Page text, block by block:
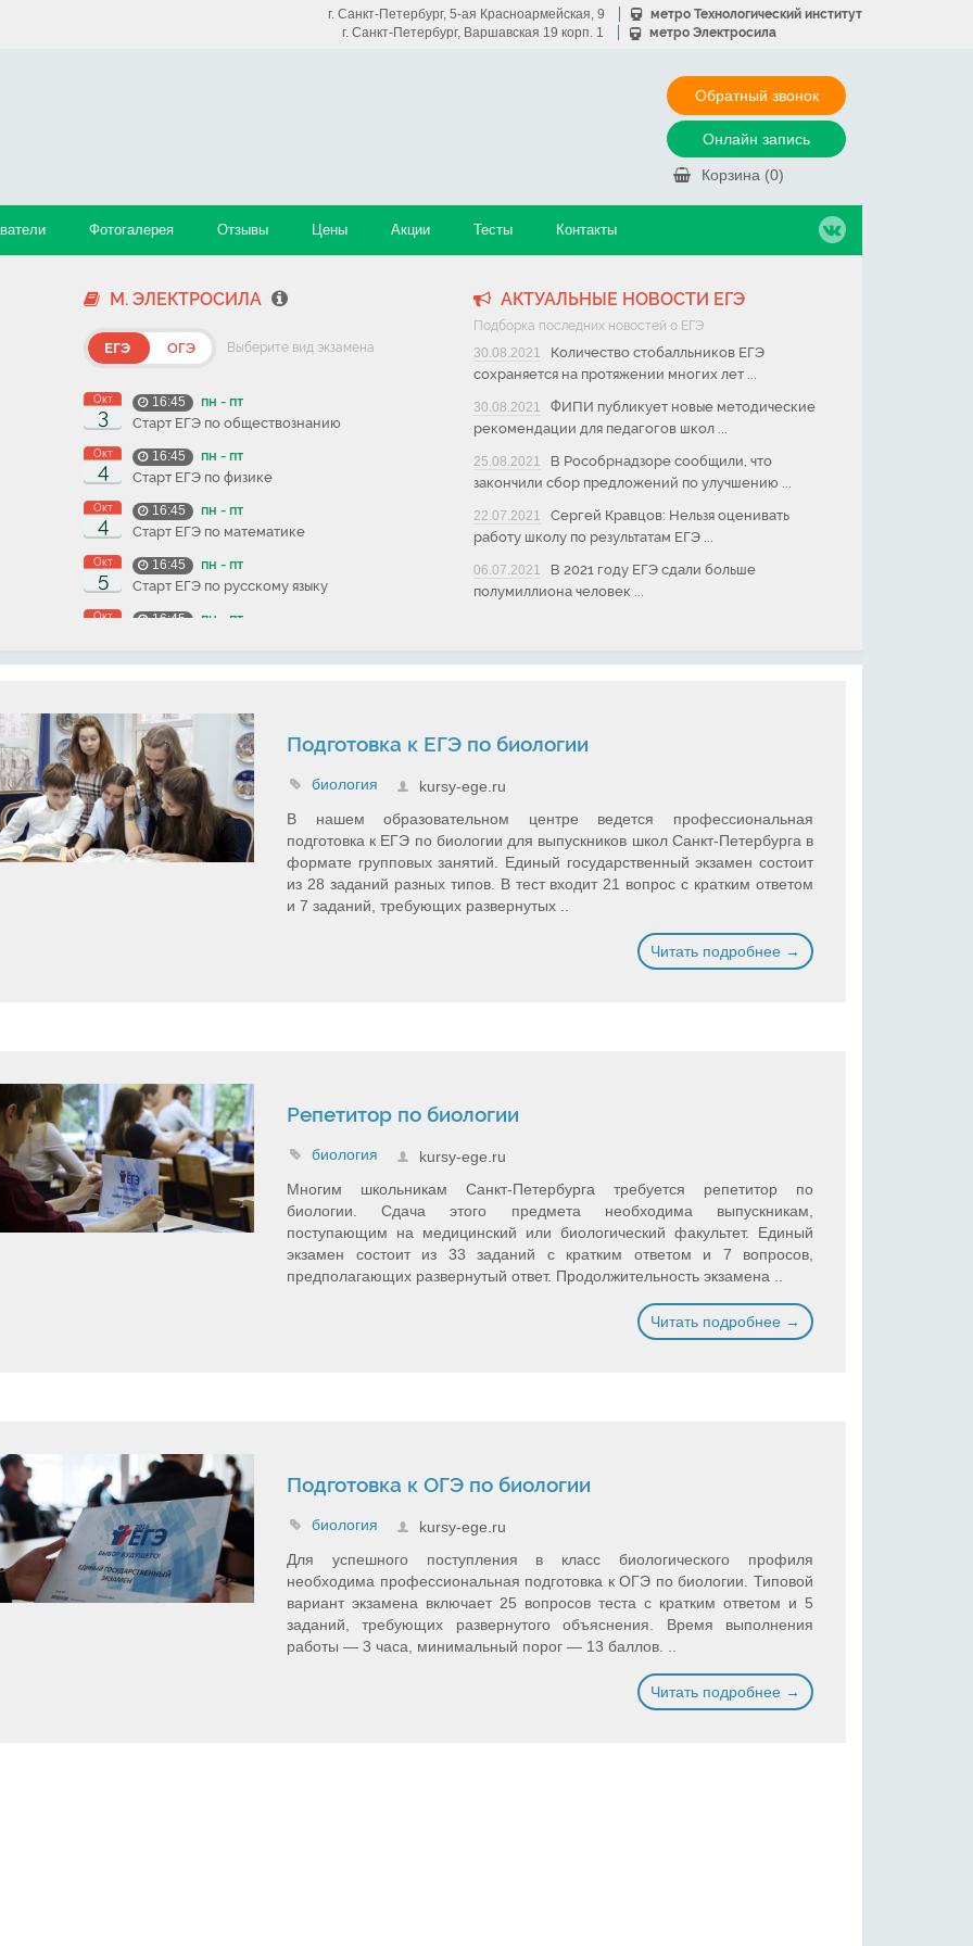
г. Санкт-Петербург, 5-ая Красноармейская, 9
метро Технологический институт
г. Санкт-Петербург, Варшавская 19 корп. 1
метро Электросила
Обратный звонок
Онлайн запись
Корзина (0)
Фотогалерея Отзывы Цены Акции Тесты Контакты
М. ЭЛЕКТРОСИЛА
ЕГЭ ОГЭ Выберите вид экзамена
3
Окт 16:45
пн - пт
Старт ЕГЭ по обществознанию
4
Окт 16:45
пн - пт
Старт ЕГЭ по физике
4
Окт 16:45
пн - пт
Старт ЕГЭ по математике
5
Окт 16:45
пн - пт
Старт ЕГЭ по русскому языку
Окт 16:45
пн - пт
6
Окт 16:45
пн - пт
Старт ЕГЭ по биологии
7
Окт 16:45
пн - пт
Старт ЕГЭ по литературе
7
Окт 16:45
пн - пт
Старт ЕГЭ по английскому языку
АКТУАЛЬНЫЕ НОВОСТИ ЕГЭ
Подборка последних новостей о ЕГЭ
30.08.2021
Количество стобалльников ЕГЭ
сохраняется на протяжении многих лет ...
30.08.2021
ФИПИ публикует новые методические
рекомендации для педагогов школ ...
25.08.2021
В Рособрнадзоре сообщили, что
закончили сбор предложений по улучшению ...
22.07.2021
Сергей Кравцов: Нельзя оценивать
работу школу по результатам ЕГЭ ...
06.07.2021
В 2021 году ЕГЭ сдали больше
полумиллиона человек ...
Подготовка к ЕГЭ по биологии
kursy-ege.ru
биология
В нашем образовательном центре ведется профессиональная
подготовка к ЕГЭ по биологии для выпускников школ Санкт-Петербурга в
формате групповых занятий. Единый государственный экзамен состоит
из 28 заданий разных типов. В тест входит 21 вопрос с кратким ответом
и 7 заданий, требующих развернутых ..
Читать подробнее →
Репетитор по биологии
kursy-ege.ru
биология
Многим школьникам Санкт-Петербурга требуется репетитор по
биологии. Сдача этого предмета необходима выпускникам,
поступающим на медицинский или биологический факультет. Единый
экзамен состоит из 33 заданий с кратким ответом и 7 вопросов,
предполагающих развернутый ответ. Продолжительность экзамена ..
Читать подробнее →
Подготовка к ОГЭ по биологии
kursy-ege.ru
биология
Для успешного поступления в класс биологического профиля
необходима профессиональная подготовка к ОГЭ по биологии. Типовой
вариант экзамена включает 25 вопросов теста с кратким ответом и 5
заданий, требующих развернутого объяснения. Время выполнения
работы — 3 часа, минимальный порог — 13 баллов. ..
Читать подробнее →